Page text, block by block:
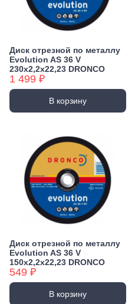
Диск отрезной по металлу
Evolution AS 36 V
230х2,2х22,23 DRONCO
1 499 ₽
В корзину
Диск отрезной по металлу
Evolution AS 36 V
150х2,2х22,23 DRONCO
549 ₽
В корзину